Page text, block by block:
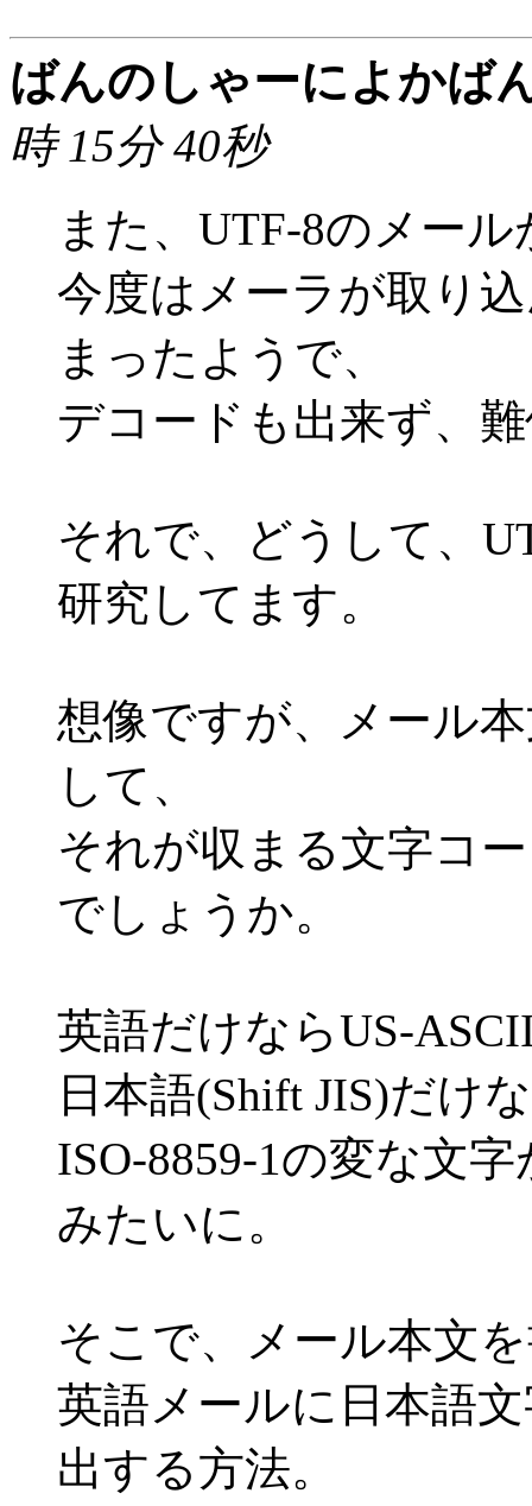
ばんのしゃーによかば
時 15分 40秒
また、UTF-8のメー
今度はメーラが取り
まったようで、
デコードも出来ず、
それで、どうして、
研究してます。
想像ですが、メール
して、
それが収まる文字コ
でしょうか。
英語だけならUS-
日本語(Shift JIS)だけ
ISO-8859-1の変な文
みたいに。
そこで、メール本文
英語メールに日本語
出する方法。